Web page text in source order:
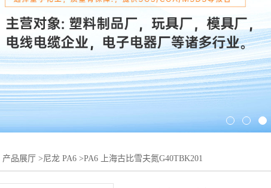
产品展厅 >尼龙 PA6 >PA6 上海古比雪夫氮G40TBK201